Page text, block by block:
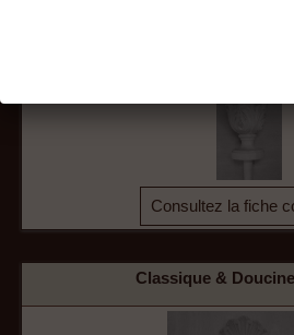
Consultez la fiche
Classique &